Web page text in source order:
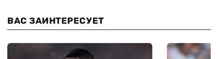
ВАС ЗАИНТЕРЕСУЕТ